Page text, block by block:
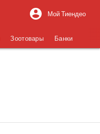
Мой Тиендео
Зоотовары Банки